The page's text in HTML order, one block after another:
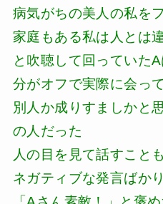
病気がちの美人の私を
家庭もある私は人とは
と吹聴して回っていた
分がオフで実際に会っ
別人か成りすましかと
の人だった
人の目を見て話すこと
ネガティブな発言ばか